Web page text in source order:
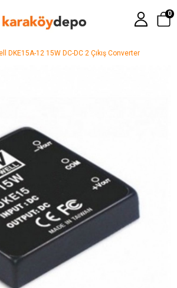
0
DKE15A-12 15W DC-DC 2 Çıkış Converter